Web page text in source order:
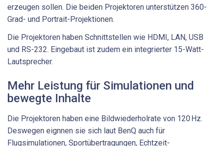
erzeugen sollen. Die beiden Projektoren unterstützen 360-
Grad- und Portrait-Projektionen.
Die Projektoren haben Schnittstellen wie HDMI, LAN, USB
und RS-232. Eingebaut ist zudem ein integrierter 15-Watt-
Lautsprecher.
Mehr Leistung für Simulationen und
bewegte Inhalte
Die Projektoren haben eine Bildwiederholrate von 120 Hz.
Deswegen eignnen sie sich laut BenQ auch für
Flugsimulationen, Sportübertragungen, Echtzeit-